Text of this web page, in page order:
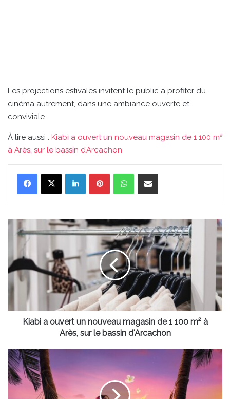
Les projections estivales invitent le public à profiter du
cinéma autrement, dans une ambiance ouverte et
conviviale.
À lire aussi : Kiabi a ouvert un nouveau magasin de 1 100 m²
à Arès, sur le bassin d’Arcachon
LinkedinPinterestWhatsAppPartager par email
Kiabi
ouvert
un
nouveau
magasin
100
sur
le
bassin
d'Arcachon
Kiabi a ouvert un nouveau magasin de 1 100 m² à
Arès, sur le bassin d'Arcachon
Ciné
plein
air
à